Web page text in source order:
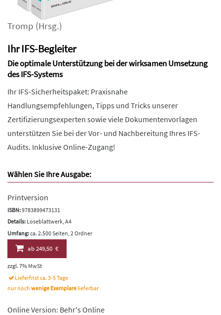
Tromp (Hrsg.)
Ihr IFS-Begleiter
Die optimale Unterstützung bei der wirksamen Umsetzung
des IFS-Systems
Ihr IFS-Sicherheitspaket: Praxisnahe
Handlungsempfehlungen, Tipps und Tricks unserer
Zertifizierungsexperten sowie viele Dokumentenvorlagen
unterstützen Sie bei der Vor- und Nachbereitung Ihres IFS-
Audits. Inklusive Online-Zugang!
Wählen Sie Ihre Ausgabe:
Printversion
ISBN:9783899473131
Details: Loseblattwerk, A4
Umfang:ca. 2.500 Seiten, 2 Ordner
ab249,50 €
zzgl. 7% MwSt
Lieferfrist ca. 3-5 Tage
nur noch wenige Exemplare lieferbar
Online Version: Behr's Online